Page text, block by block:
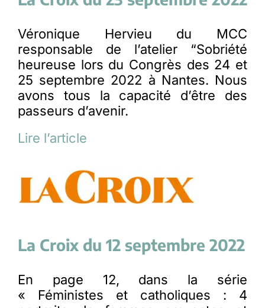
Véronique Hervieu du MCC
responsable de l’atelier “Sobriété
heureuse lors du Congrès des 24 et
25 septembre 2022 à Nantes. Nous
avons tous la capacité d’être des
passeurs d’avenir.
Lire l’article
La Croix du 12 septembre 2022
En page 12, dans la série
« Féministes et catholiques : 4